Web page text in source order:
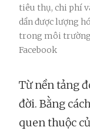
tiêu thụ, chi phí
dần được lượng
trong môi
Facebook
Từ nền tảng
đời. Bằng
quen thuộc